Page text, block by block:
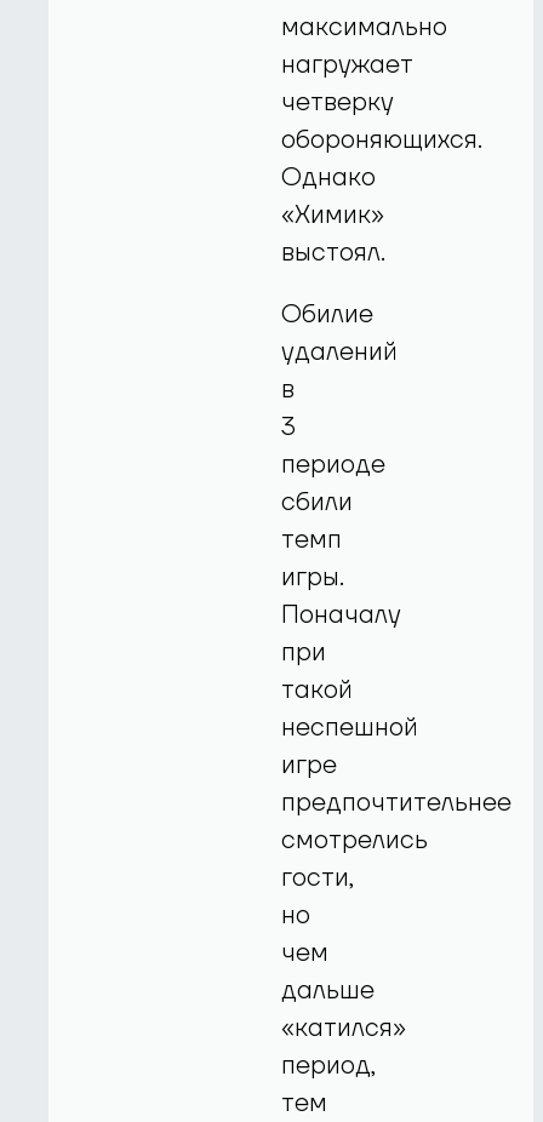
максимально
нагружает
четверку
обороняющихся.
Однако
«Химик»
выстоял.
Обилие
удалений
в
3
периоде
сбили
темп
игры.
Поначалу
при
такой
неспешной
игре
предпочтительнее
смотрелись
гости,
но
чем
дальше
«катился»
период,
тем